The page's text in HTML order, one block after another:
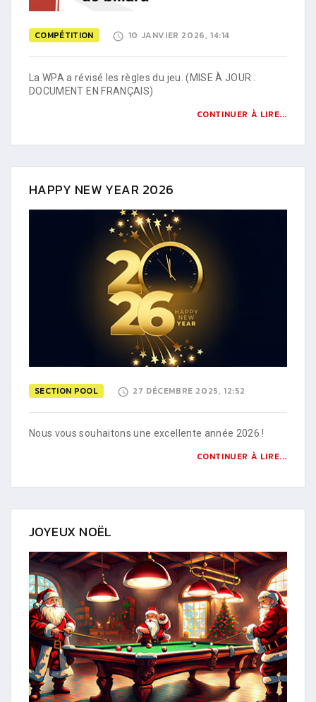
COMPÉTITION 10 JANVIER 2026, 14:14
La WPA a révisé les règles du jeu. (MISE À JOUR :
DOCUMENT EN FRANÇAIS)
CONTINUER À LIRE...
HAPPY NEW YEAR 2026
SECTION POOL 27 DÉCEMBRE 2025, 12:52
Nous vous souhaitons une excellente année 2026 !
CONTINUER À LIRE...
JOYEUX NOËL